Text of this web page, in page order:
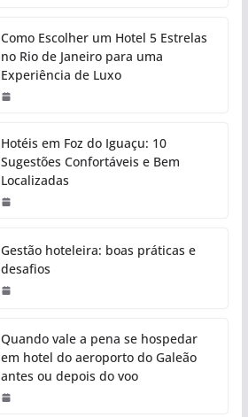
Como Escolher um Hotel 5 Estrelas
no Rio de Janeiro para uma
Experiência de Luxo
Hotéis em Foz do Iguaçu: 10
Sugestões Confortáveis e Bem
Localizadas
Gestão hoteleira: boas práticas e
desafios
Quando vale a pena se hospedar
em hotel do aeroporto do Galeão
antes ou depois do voo